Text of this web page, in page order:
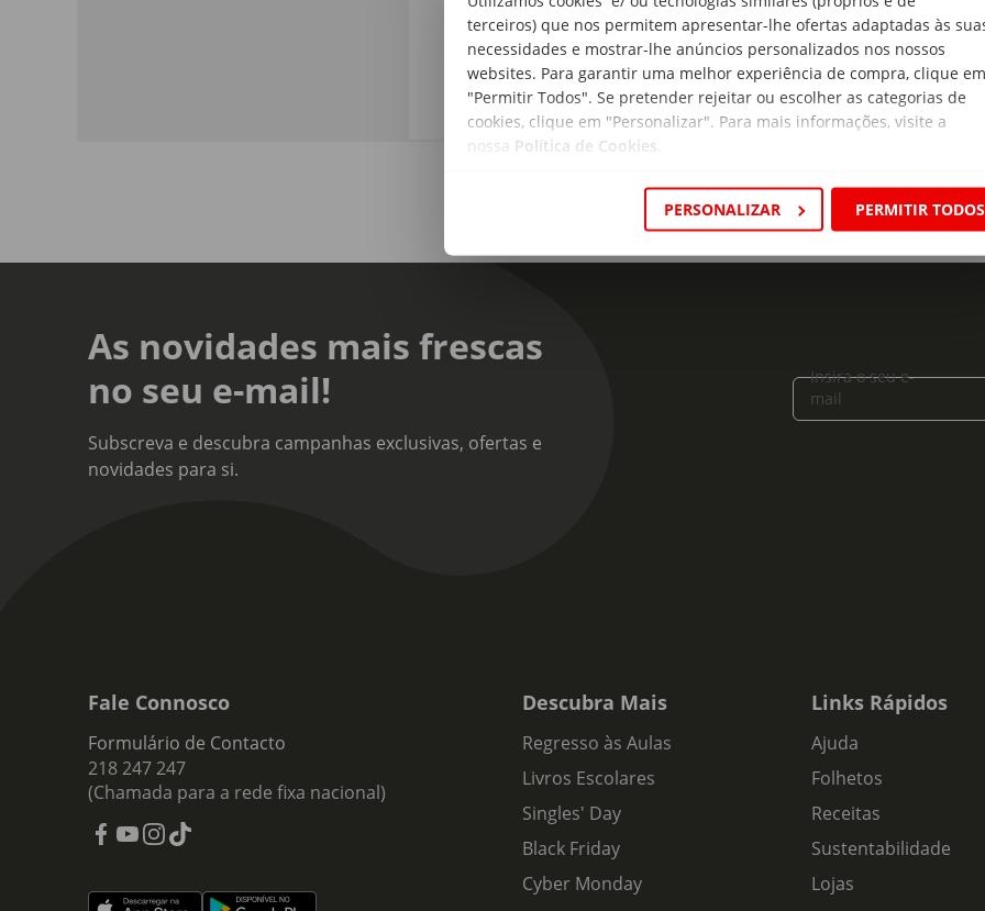
terceiros) que nos permitem apresentar-lhe ofertas adaptadas às
necessidades e mostrar-lhe anúncios personalizados nos nossos
websites. Para garantir uma melhor experiência de compra, clique em
"Permitir Todos". Se pretender rejeitar ou escolher as categorias de
cookies, clique em "Personalizar". Para mais informações, visite a
nossa Política de Cookies
PERSONALIZAR PERMITIR TODOS
Dimensões:
Largura x Profundidade x Altura: 17 x 8 x 22cm
As novidades mais frescas
no seu e-mail!
Subscreva e descubra campanhas exclusivas, ofertas e
novidades para si.
Insira o seu e-
mail
Fale Connosco
Formulário de Contacto
218 247 247
(Chamada para a rede fixa nacional)
Descubra Mais
Regresso às Aulas
Livros Escolares
Singles' Day
Black Friday
Cyber Monday
Links Rápidos
Ajuda
Folhetos
Receitas
Sustentabilidade
Lojas